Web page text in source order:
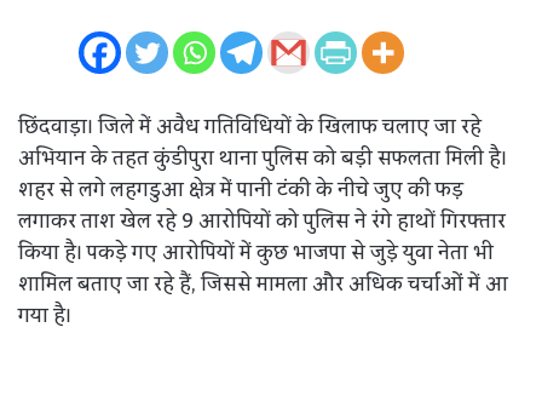
छिंदवाड़ा। जिले में अवैध गतिविधियों के खिलाफ चलाए जा रहे
अभियान के तहत कुंडीपुरा थाना पुलिस को बड़ी सफलता मिली है।
शहर से लगे लहगडुआ क्षेत्र में पानी टंकी के नीचे जुए की फड़
लगाकर ताश खेल रहे 9 आरोपियों को पुलिस ने रंगे हाथों गिरफ्तार
किया है। पकड़े गए आरोपियों में कुछ भाजपा से जुड़े युवा नेता भी
शामिल बताए जा रहे हैं, जिससे मामला और अधिक चर्चाओं में आ
गया है।